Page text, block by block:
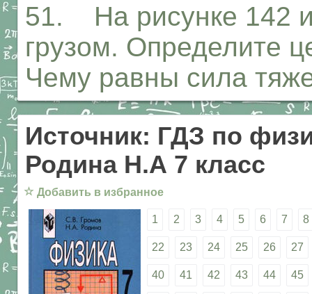
51. На рисунке 142
грузом. Определите
Чему равны сила
Источник: ГДЗ по
Родина Н.А 7 класс
☆ Добавить в избранное
1 2 3 4 5 6 7 8
22 23 24 25 26 27
40 41 42 43 44 45